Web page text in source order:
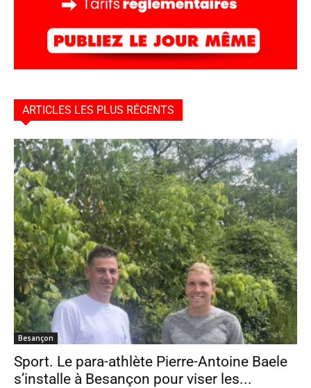
ARTICLES LES PLUS RÉCENTS
Besançon
Sport. Le para-athlète Pierre-Antoine Baele
s’installe à Besançon pour viser les...